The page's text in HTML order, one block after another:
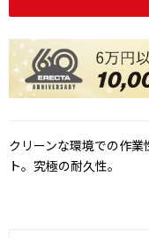
クリーンな環境での作
ト。究極の耐久性。